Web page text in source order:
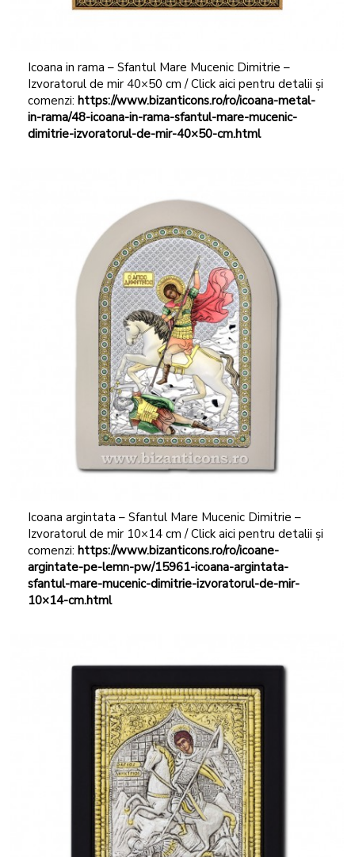
Icoana in rama – Sfantul Mare Mucenic Dimitrie –
Izvoratorul de mir 40×50 cm / Click aici pentru detalii și
comenzi: https://www.bizanticons.ro/ro/icoana-metal-
in-rama/48-icoana-in-rama-sfantul-mare-mucenic-
dimitrie-izvoratorul-de-mir-40×50-cm.html
Icoana argintata – Sfantul Mare Mucenic Dimitrie –
Izvoratorul de mir 10×14 cm / Click aici pentru detalii și
comenzi: https://www.bizanticons.ro/ro/icoane-
argintate-pe-lemn-pw/15961-icoana-argintata-
sfantul-mare-mucenic-dimitrie-izvoratorul-de-mir-
10×14-cm.html